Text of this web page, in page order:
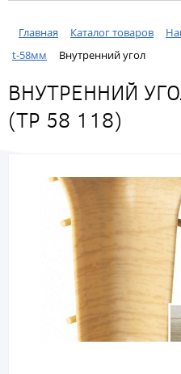
Главная Каталог товаров
t-58мм
Внутренний угол
ВНУТРЕННИЙ
(ТР 58 118)